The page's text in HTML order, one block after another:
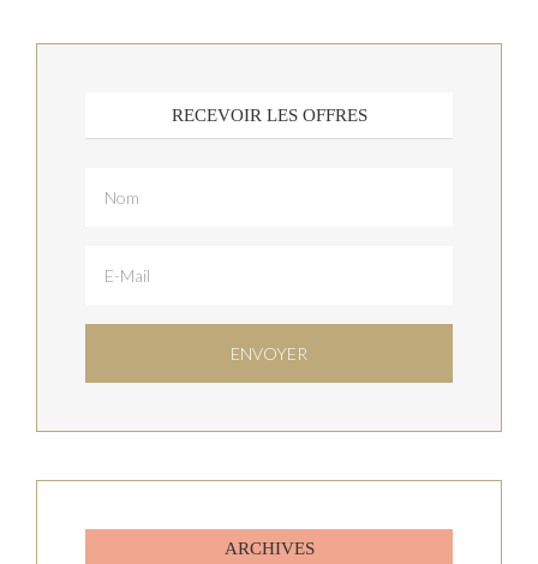
RECEVOIR LES OFFRES
ARCHIVES